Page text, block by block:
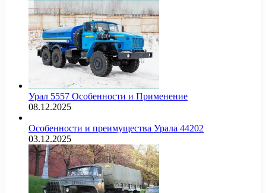
Урал 5557 Особенности и Применение
08.12.2025
Особенности и преимущества Урала 44202
03.12.2025